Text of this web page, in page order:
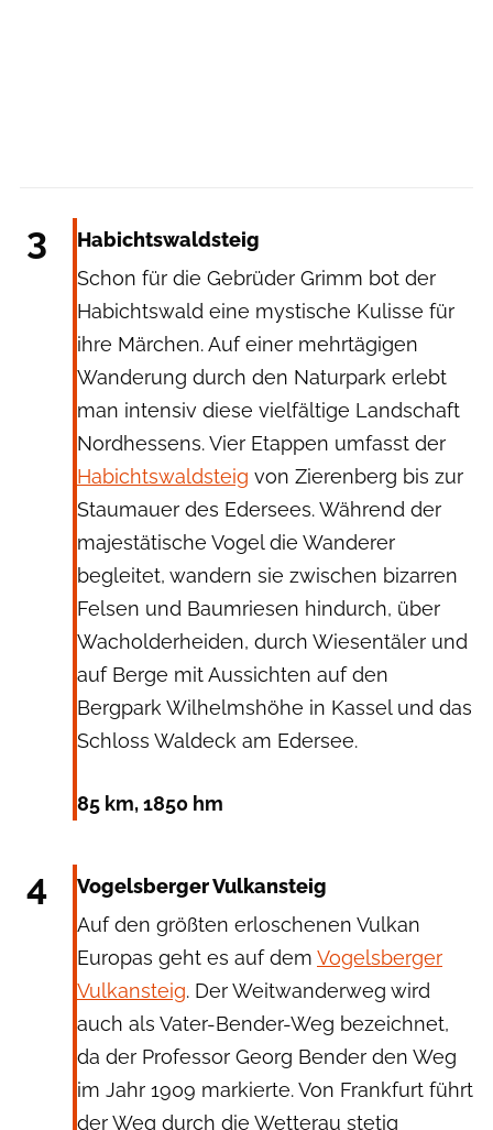
3
Habichtswaldsteig
Schon für die Gebrüder Grimm bot der
Habichtswald eine mystische Kulisse für
ihre Märchen. Auf einer mehrtägigen
Wanderung durch den Naturpark erlebt
man intensiv diese vielfältige Landschaft
Nordhessens. Vier Etappen umfasst der
Habichtswaldsteig von Zierenberg bis zur
Staumauer des Edersees. Während der
majestätische Vogel die Wanderer
begleitet, wandern sie zwischen bizarren
Felsen und Baumriesen hindurch, über
Wacholderheiden, durch Wiesentäler und
auf Berge mit Aussichten auf den
Bergpark Wilhelmshöhe in Kassel und das
Schloss Waldeck am Edersee.
85 km, 1850 hm
4
Vogelsberger Vulkansteig
Auf den größten erloschenen Vulkan
Europas geht es auf dem Vogelsberger
Vulkansteig. Der Weitwanderweg wird
auch als Vater-Bender-Weg bezeichnet,
da der Professor Georg Bender den Weg
im Jahr 1909 markierte. Von Frankfurt führt
der Weg durch die Wetterau stetig